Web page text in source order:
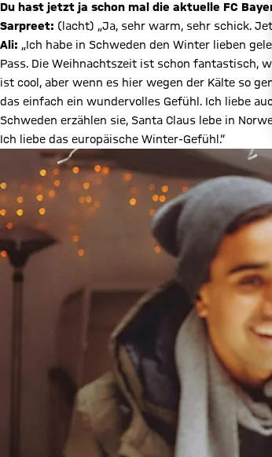
Du hast jetzt ja schon mal die aktuelle FC
Sarpreet: (lacht) „Ja, sehr warm, sehr schick.
Ali: „Ich habe in Schweden den Winter lieben
Pass. Die Weihnachtszeit ist schon fantastisch,
ist cool, aber wenn es hier wegen der Kälte so
das einfach ein wundervolles Gefühl. Ich liebe
Schweden erzählen sie, Santa Claus lebe in
Ich liebe das europäische Winter-Gefühl.“